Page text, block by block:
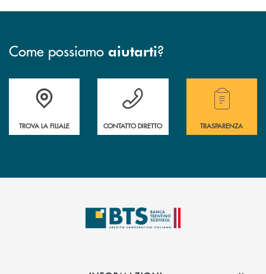
Come possiamo aiutarti?
Accedi all' elenco completo delle filiali.
TROVA LA FILIALE
Hai bisogno di assistenza immediata?
CONTATTO DIRETTO
Hai bisogno di
TRASPARENZA